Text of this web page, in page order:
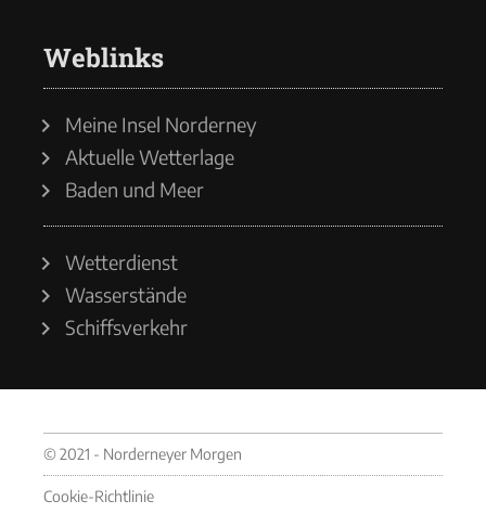
Weblinks
Meine Insel Norderney
Aktuelle Wetterlage
Baden und Meer
Wetterdienst
Wasserstände
Schiffsverkehr
© 2021 - Norderneyer Morgen
Cookie-Richtlinie